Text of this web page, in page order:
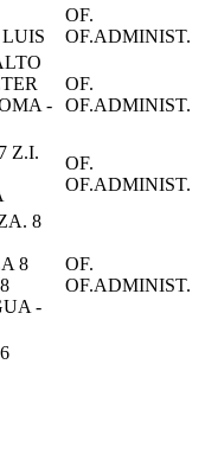
OF.
OF.ADMINIST.
-
OF.
OF.ADMINIST.
Z.I.
OF.
OF.ADMINIST.
8
8
-
OF.
OF.ADMINIST.